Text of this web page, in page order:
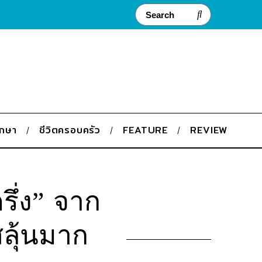
ษา ชีวิตครอบครัว FEATURE REVIEW
ง” จาก
นมาก